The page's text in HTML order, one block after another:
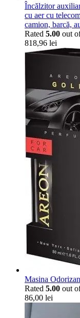
Încălzitor
cu aer cu
camion, barcă,
Rated 5.00 out
818,96 lei
Masina
Rated 5.00 out
86,00 lei